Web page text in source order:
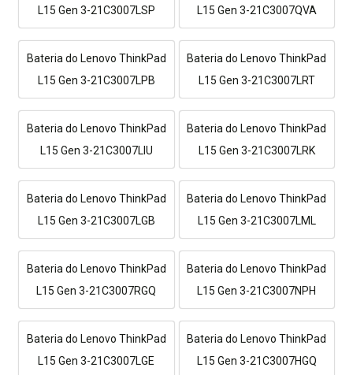
L15 Gen 3-21C3007LSP
L15 Gen 3-21C3007QVA
Bateria do Lenovo ThinkPad
L15 Gen 3-21C3007LPB
Bateria do Lenovo ThinkPad
L15 Gen 3-21C3007LRT
Bateria do Lenovo ThinkPad
L15 Gen 3-21C3007LIU
Bateria do Lenovo ThinkPad
L15 Gen 3-21C3007LRK
Bateria do Lenovo ThinkPad
L15 Gen 3-21C3007LGB
Bateria do Lenovo ThinkPad
L15 Gen 3-21C3007LML
Bateria do Lenovo ThinkPad
L15 Gen 3-21C3007RGQ
Bateria do Lenovo ThinkPad
L15 Gen 3-21C3007NPH
Bateria do Lenovo ThinkPad
L15 Gen 3-21C3007LGE
Bateria do Lenovo ThinkPad
L15 Gen 3-21C3007HGQ